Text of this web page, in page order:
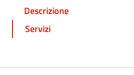
Descrizione
Servizi